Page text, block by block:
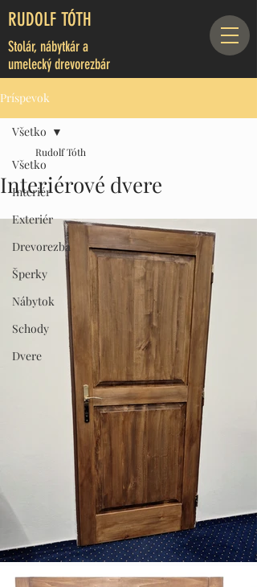
RUDOLF TÓTH
Stolár, nábytkár a
umelecký drevorezbár
Príspevok
Všetko
Interiér
Exteriér
Drevorezba
Šperky
Nábytok
Schody
Dvere
Všetko
Interiérové dvere
Rudolf Tóth